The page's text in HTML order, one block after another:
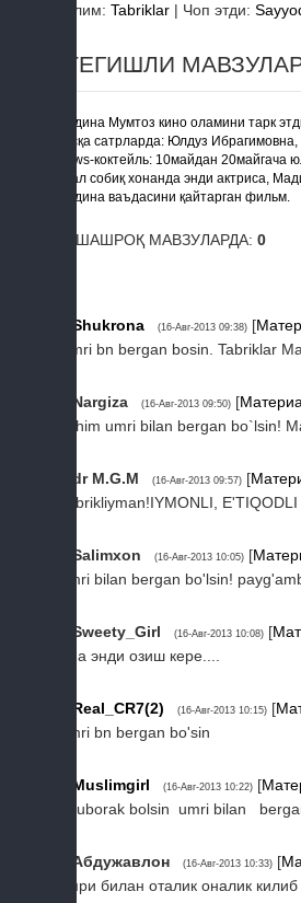
Бўлим: Tabriklar | Чоп этди:
ТЕГИШЛИ
Мадина Мумтоз кино оламини тарк
Қисқа сатрларда: Юлдуз
News-коктейль: 10майдан 20майгача
Асал собиқ хонанда энди актриса,
Мадина ваъдасини қайтарган фильм.
ЎХШАШРОҚ МАВЗУЛАРДА: 0
Shukronа (16-Авг-2013 09:38) [
Umri bn bergan bosin. Tabriklar
Nargiza (16-Авг-2013 09:50) [
Ilohim umri bilan bergan bo`lsin!
dr M.G.M (16-Авг-2013 09:57) [
Tabrikliyman!IYMONLI,
Salimxon (16-Авг-2013 10:05) [
umri bilan bergan bo'lsin!
Sweety_Girl (16-Авг-2013 10:08) [
Ана энди озиш кере....
Real_CR7(2) (16-Авг-2013 10:15) [
umri bn bergan bo'sin
Muslimgirl (16-Авг-2013 10:22) [
Muborak bolsin umri bilan
Абдужавлон (16-Авг-2013 10:33) [
Умри билан оталик оналик